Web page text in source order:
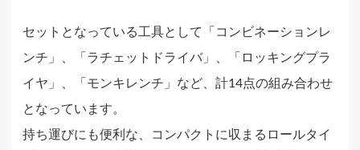
セットとなっている工具として「コンビネーションレ
ンチ」、「ラチェットドライバ」、「ロッキングプラ
イヤ」、「モンキレンチ」など、計14点の組み合わせ
となっています。
持ち運びにも便利な、コンパクトに収まるロールタイ